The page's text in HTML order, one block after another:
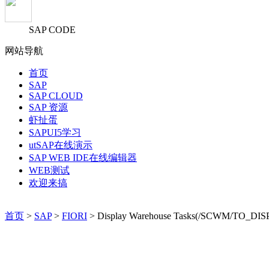
SAP CODE
网站导航
首页
SAP
SAP CLOUD
SAP 资源
虾扯蛋
SAPUI5学习
utSAP在线演示
SAP WEB IDE在线编辑器
WEB测试
欢迎来搞
首页 > SAP> FIORI > Display Warehouse Tasks(/SCWM/